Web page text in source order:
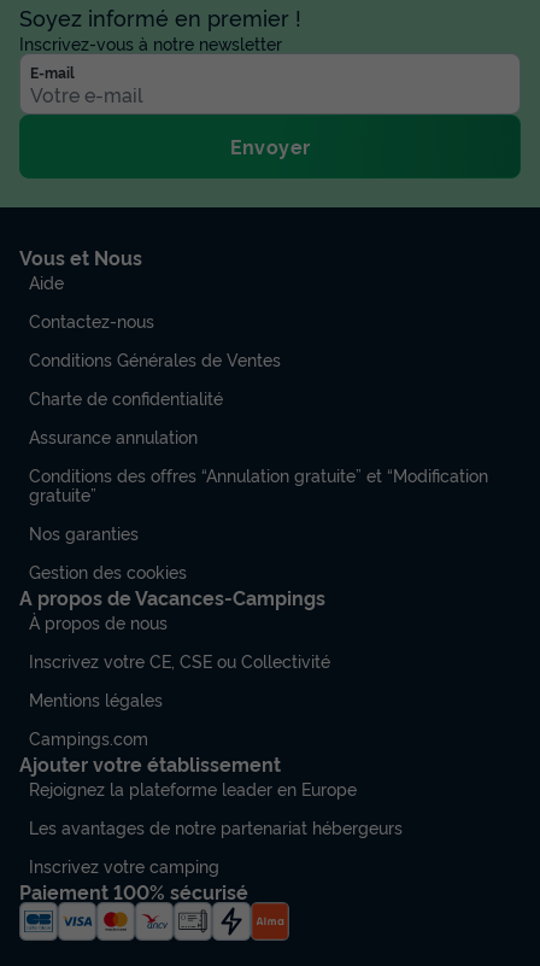
Soyez informé en premier !
Inscrivez-vous à notre newsletter
E-mail
Envoyer
Vous et Nous
Aide
Contactez-nous
Conditions Générales de Ventes
Charte de confidentialité
Assurance annulation
Conditions des offres “Annulation gratuite” et “Modification
gratuite”
Nos garanties
Gestion des cookies
A propos de Vacances-Campings
À propos de nous
Inscrivez votre CE, CSE ou Collectivité
Mentions légales
Campings.com
Ajouter votre établissement
Rejoignez la plateforme leader en Europe
Les avantages de notre partenariat hébergeurs
Inscrivez votre camping
Paiement 100% sécurisé